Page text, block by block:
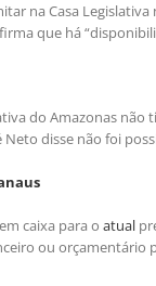
na Casa
que há
do Amazonas
Neto disse não foi
caixa para o atual
ou orçamentário